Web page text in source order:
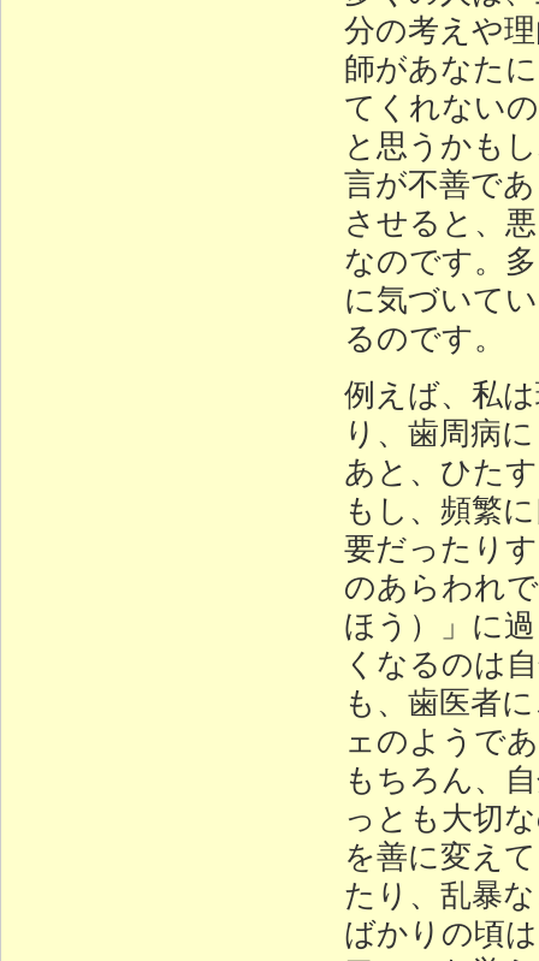
分の考えや
師があなた
てくれない
と思うかも
言が不善で
させると、
なのです。
に気づいて
るのです。
例えば、私
り、歯周病
あと、ひた
もし、頻繁
要だったり
のあらわれ
ほう）」に
くなるのは
も、歯医者
ェのようで
もちろん、
っとも大切
を善に変え
たり、乱暴
ばかりの頃